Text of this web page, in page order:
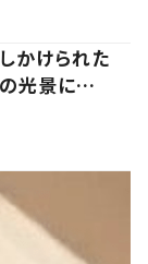
かけられた
の光景に…